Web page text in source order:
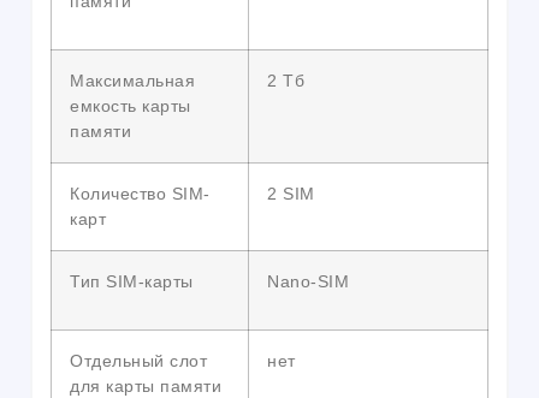
Максимальная
емкость карты
памяти
2 Тб
Количество SIM-
карт
2 SIM
Тип SIM-карты Nano-SIM
Отдельный слот
для карты памяти
нет